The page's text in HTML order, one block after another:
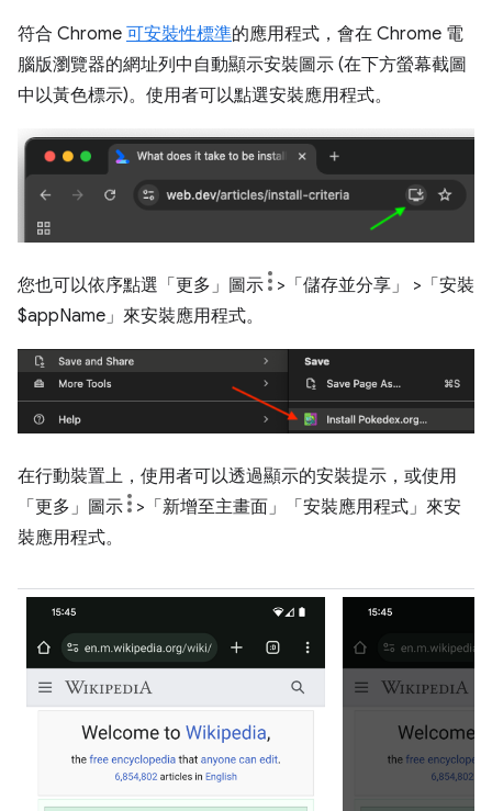
符合 Chrome 可安裝性標準的應用程式，會在 Chrome 電
腦版瀏覽器的網址列中自動顯示安裝圖示 (在下方螢幕截圖
中以黃色標示)。使用者可以點選安裝應用程式。
您也可以依序點選「更多」 圖示 >「儲存並分享」
>「安裝
$appName」 來安裝應用程式。
在行動裝置上，使用者可以透過顯示的安裝提示，或使用
「更多」圖示
>「新增至主畫面」
「安裝應用程式」來安
裝應用程式。